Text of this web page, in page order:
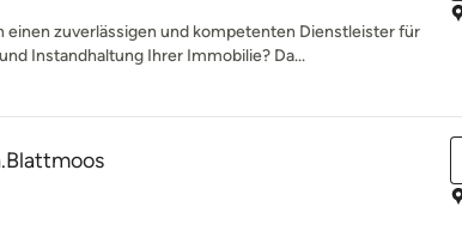
einen zuverlässigen und kompetenten Dienstleister für
Instandhaltung Ihrer Immobilie? Da...